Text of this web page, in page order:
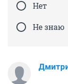
Нет
Не знаю